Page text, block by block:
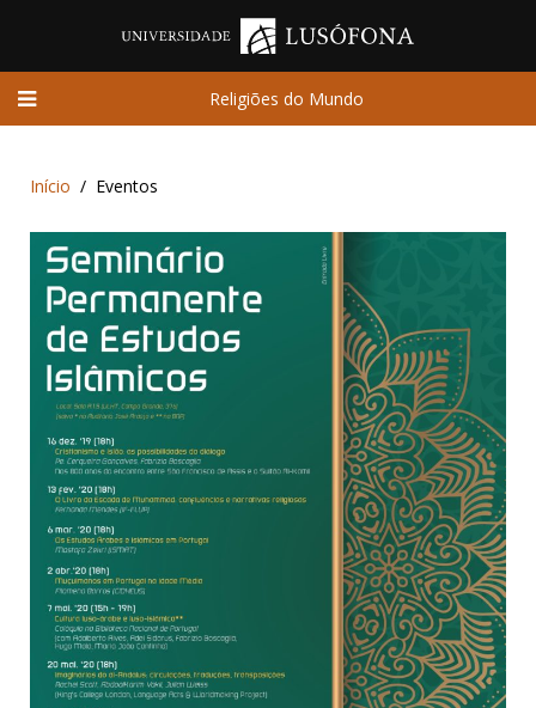
Religiões do Mundo
Início Eventos